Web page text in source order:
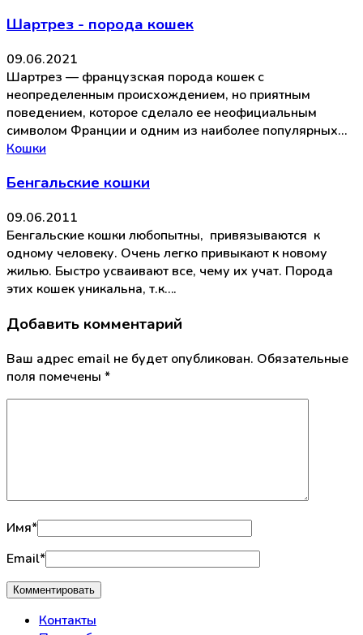
Шартрез - порода кошек
09.06.2021
Шартрез — французская порода кошек с
неопределенным происхождением, но приятным
поведением, которое сделало ее неофициальным
символом Франции и одним из наиболее популярных…
Кошки
Бенгальские кошки
09.06.2011
Бенгальские кошки любопытны, привязываются к
одному человеку. Очень легко привыкают к новому
жилью. Быстро усваивают все, чему их учат. Порода
этих кошек уникальна, т.к….
Добавить комментарий
Ваш адрес email не будет опубликован. Обязательные
поля помечены *
Имя*
Email*
Контакты